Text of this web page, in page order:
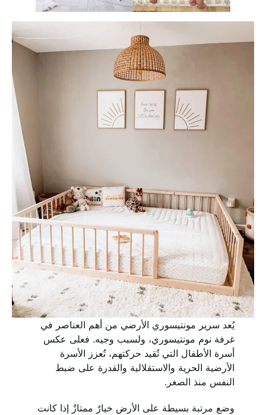
يُعد سرير مونتيسوري الأرضي من أهم العناصر في
غرفة نوم مونتيسوري، ولسبب وجيه. فعلى عكس
أسرة الأطفال التي تُقيد حركتهم، تُعزز الأسرة
الأرضية الحرية والاستقلالية والقدرة على ضبط
النفس منذ الصغر.
وضع مرتبة بسيطة على الأرض خيارٌ ممتازٌ إذا كانت